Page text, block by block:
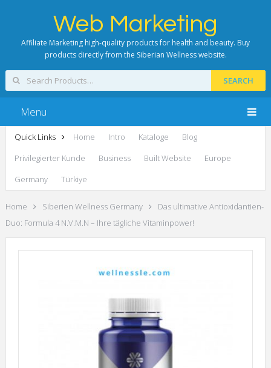
Web Marketing
Affiliate Marketing high-quality products for health and beauty. Buy
products directly from the Siberian Wellness website.
SEARCH
Menu
Quick Links Home Intro Kataloge
Blog
Privilegierter Kunde
Business Built Website
Europe
Germany
Türkiye
Home Siberien Wellness Germany
Das ultimative Antioxidantien-
Duo: Formula 4 N.V.M.N – Ihre tägliche Vitaminpower!